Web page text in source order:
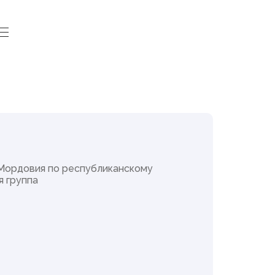
постановлений
Итоги деятельности
по республиканскому
группа